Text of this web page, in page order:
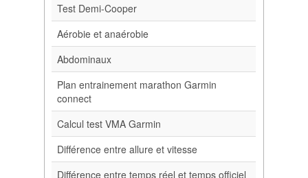
Test Demi-Cooper
Aérobie et anaérobie
Abdominaux
Plan entrainement marathon Garmin
connect
Calcul test VMA Garmin
Différence entre allure et vitesse
Différence entre temps réel et temps officiel